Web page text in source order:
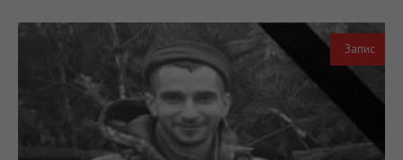
Запис